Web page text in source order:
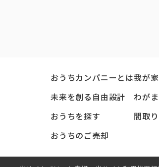
おうちカンパニーとは
未来を創る自由設計
おうちを探す
おうちのご売却
我が
わが
間取